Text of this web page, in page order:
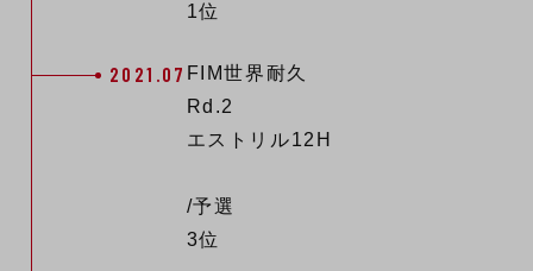
1位
2021.07 FIM世界耐久
Rd.2
エストリル12H
/予選
3位